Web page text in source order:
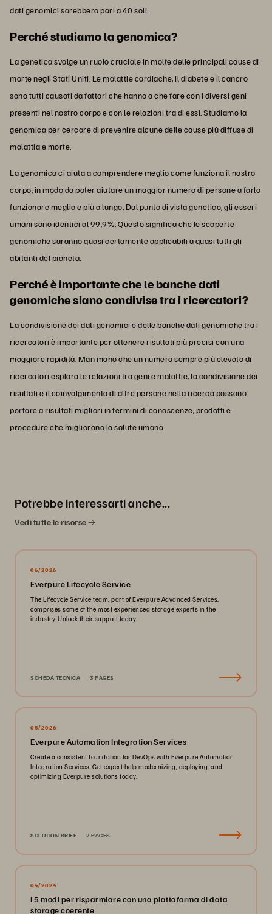
dati genomici sarebbero pari a 40 soli.
Perché studiamo la genomica?
La genetica svolge un ruolo cruciale in molte delle principali cause di
morte negli Stati Uniti. Le malattie cardiache, il diabete e il cancro
sono tutti causati da fattori che hanno a che fare con i diversi geni
presenti nel nostro corpo e con le relazioni tra di essi. Studiamo la
genomica per cercare di prevenire alcune delle cause più diffuse di
malattia e morte.
La genomica ci aiuta a comprendere meglio come funziona il nostro
corpo, in modo da poter aiutare un maggior numero di persone a farlo
funzionare meglio e più a lungo. Dal punto di vista genetico, gli esseri
umani sono identici al 99,9%. Questo significa che le scoperte
genomiche saranno quasi certamente applicabili a quasi tutti gli
abitanti del pianeta.
Perché è importante che le banche dati
genomiche siano condivise tra i ricercatori?
La condivisione dei dati genomici e delle banche dati genomiche tra i
ricercatori è importante per ottenere risultati più precisi con una
maggiore rapidità. Man mano che un numero sempre più elevato di
ricercatori esplora le relazioni tra geni e malattie, la condivisione dei
risultati e il coinvolgimento di altre persone nella ricerca possono
portare a risultati migliori in termini di conoscenze, prodotti e
procedure che migliorano la salute umana.
Potrebbe interessarti anche...
Vedi tutte le risorse
06/2026
Everpure Lifecycle Service
The Lifecycle Service team, part of Everpure Advanced Services,
comprises some of the most experienced storage experts in the
industry. Unlock their support today.
SCHEDA TECNICA 3 PAGES
05/2026
Everpure Automation Integration Services
Create a consistent foundation for DevOps with Everpure Automation
Integration Services. Get expert help modernizing, deploying, and
optimizing Everpure solutions today.
SOLUTION BRIEF 2 PAGES
04/2024
I 5 modi per risparmiare con una piattaforma di data
storage coerente